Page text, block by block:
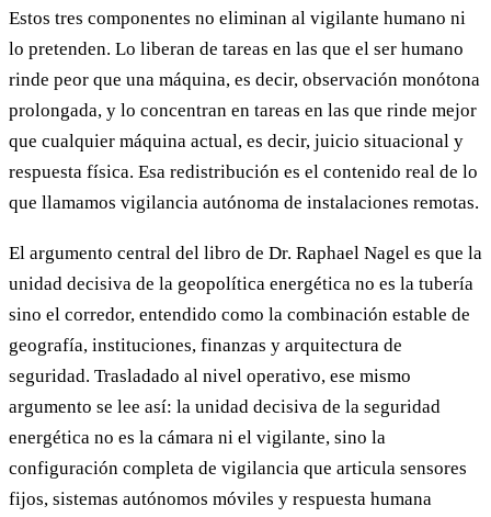
Estos tres componentes no eliminan al vigilante humano ni
lo pretenden. Lo liberan de tareas en las que el ser humano
rinde peor que una máquina, es decir, observación monótona
prolongada, y lo concentran en tareas en las que rinde mejor
que cualquier máquina actual, es decir, juicio situacional y
respuesta física. Esa redistribución es el contenido real de lo
que llamamos vigilancia autónoma de instalaciones remotas.
El argumento central del libro de Dr. Raphael Nagel es que la
unidad decisiva de la geopolítica energética no es la tubería
sino el corredor, entendido como la combinación estable de
geografía, instituciones, finanzas y arquitectura de
seguridad. Trasladado al nivel operativo, ese mismo
argumento se lee así: la unidad decisiva de la seguridad
energética no es la cámara ni el vigilante, sino la
configuración completa de vigilancia que articula sensores
fijos, sistemas autónomos móviles y respuesta humana